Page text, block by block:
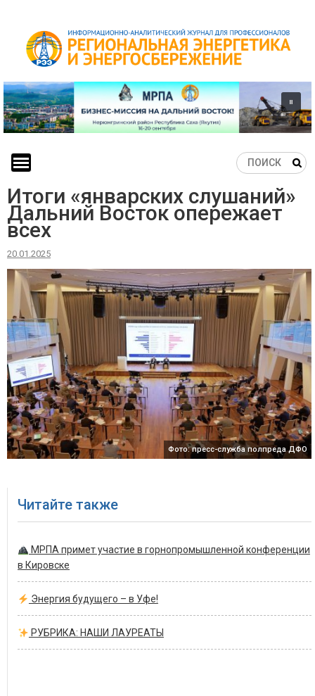
content
Итоги «январских слушаний»
Дальний Восток опережает
всех
20.01.2025
Фото: пресс-служба полпреда ДФО
Читайте также
МРПА примет участие в горнопромышленной конференции
в Кировске
Энергия будущего – в Уфе!
РУБРИКА: НАШИ ЛАУРЕАТЫ